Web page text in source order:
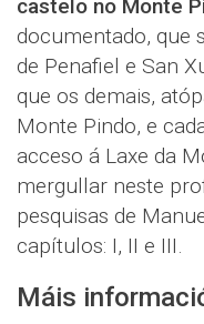
castelo no Monte
documentado, que
de Penafiel e San
que os demais,
Monte Pindo, e
acceso á Laxe da
mergullar neste
pesquisas de
capítulos: I, II e III.
Máis